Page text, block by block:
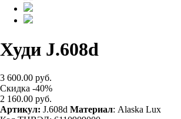
Худи J.608d
3 600.00 руб.
Скидка -40%
2 160.00 руб.
Артикул: J.608d Материал: Alaska Lux